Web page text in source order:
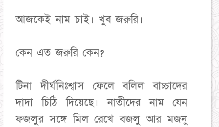
আজকেই নাম চাই। খুব জরুরি।
কেন এত জরুরি কেন?
টিনা দীর্ঘনিঃশ্বাস ফেলে বলিল বাচ্চাদের
দাদা চিঠি দিয়েছে। নাতীদের নাম যেন
ফজলুর সঙ্গে মিল রেখে বজলু আর মজনু